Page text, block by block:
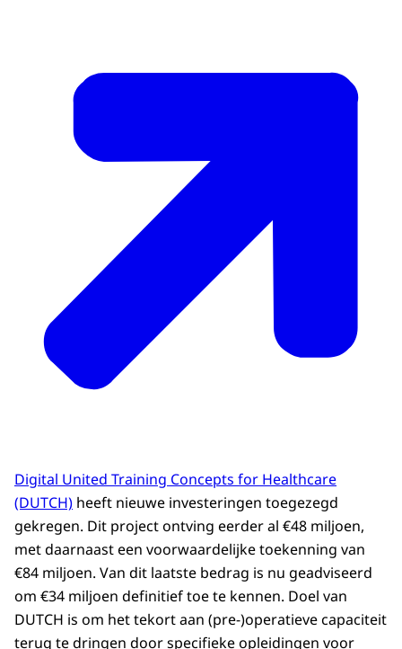
Digital United Training Concepts for Healthcare
(DUTCH) heeft nieuwe investeringen toegezegd
gekregen. Dit project ontving eerder al €48 miljoen,
met daarnaast een voorwaardelijke toekenning van
€84 miljoen. Van dit laatste bedrag is nu geadviseerd
om €34 miljoen definitief toe te kennen. Doel van
DUTCH is om het tekort aan (pre-)operatieve capaciteit
terug te dringen door specifieke opleidingen voor